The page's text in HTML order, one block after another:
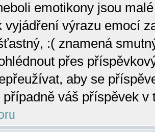
emotikony jsou
vyjádření výrazu emocí
:( znamená
přes
aby se
případně váš příspěvek v